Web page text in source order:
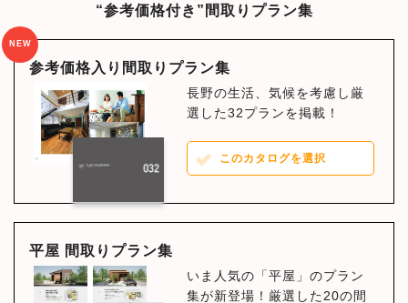
“参考価格付き”間取りプラン集
NEW
参考価格入り間取りプラン集
長野の生活、気候を考慮し厳
選した32プランを掲載！
このカタログを選択
平屋 間取りプラン集
いま人気の「平屋」のプラン
集が新登場！厳選した20の間